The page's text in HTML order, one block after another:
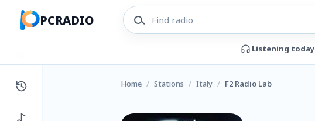
PCRADIO
Listening today
Home / Stations / Italy / F2 Radio Lab